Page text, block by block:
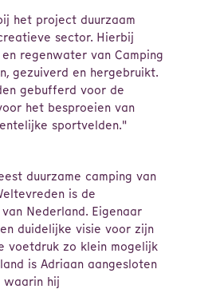
het project duurzaam
sector. Hierbij
regenwater van Camping
gezuiverd en hergebruikt.
gebufferd voor de
het besproeien van
sportvelden."
duurzame camping van
is de
Nederland. Eigenaar
duidelijke visie voor zijn
voetdruk zo klein mogelijk
is Adriaan aangesloten
waarin hij